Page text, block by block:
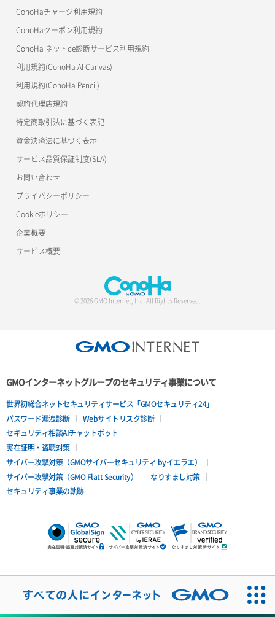
美雲このは徹底ガイド
ConoHaチャージ利用規約
ConoHaクーポン利用規約
ConoHa ネットde診断サービス利用規約
利用規約(ConoHa AI Canvas)
利用規約(ConoHa Pencil)
契約代理店規約
特定商取引法に基づく表記
資金決済法に基づく表示
サービス品質保証制度(SLA)
お問い合わせ
プライバシーポリシー
Cookieポリシー
企業概要
サービス概要
© 2026 GMO Internet, Inc. All Rights Reserved.
GMOインターネットグループのセキュリティ事業について
世界初総合ネットセキュリティサービス「GMOセキュリティ24」
パスワード漏洩診断
Webサイトリスク診断
セキュリティ相談AIチャットボット
実在証明・盗聴対策
サイバー攻撃対策（GMOサイバーセキュリティ byイエラエ）
サイバー攻撃対策（GMO Flatt Security）
なりすまし対策
セキュリティ事業の軌跡